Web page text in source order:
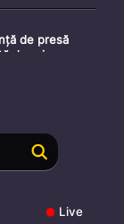
de presă
de prim-
al Procurorilor
Live